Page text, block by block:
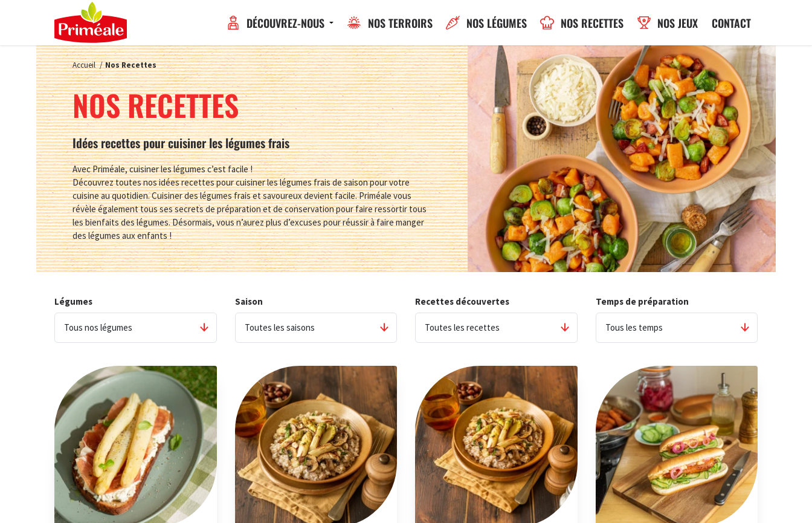
DÉCOUVREZ-NOUS NOS TERROIRS NOS LÉGUMES NOS RECETTES NOS JEUX CONTACT
Accueil / Nos Recettes
NOS RECETTES
Idées recettes pour cuisiner les légumes frais
Avec Priméale, cuisiner les légumes c’est facile !
Découvrez toutes nos idées recettes pour cuisiner les légumes frais de saison pour votre
cuisine au quotidien. Cuisiner des légumes frais et savoureux devient facile. Priméale vous
révèle également tous ses secrets de préparation et de conservation pour faire ressortir tous
les bienfaits des légumes. Désormais, vous n’aurez plus d’excuses pour réussir à faire manger
des légumes aux enfants !
Légumes Saison Recettes découvertes Temps de préparation